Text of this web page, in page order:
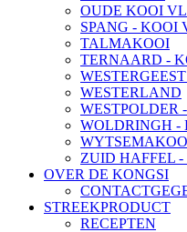
OUDE KOOI
SPANG - KOOI
TALMAKOOI
TERNAARD -
WESTERLAND
WESTPOLDER
WOLDRINGH -
ZUID HAFFEL
OVER DE KONGSI
STREEKPRODUCT
RECEPTEN